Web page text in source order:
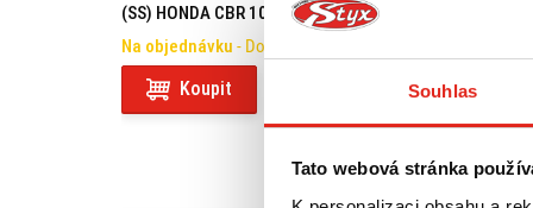
Souhlas
Tato webová stránka
(SS) HONDA CBR 1000 RR-R
FIREBLADE/SP (24-)
Na objednávku - Doprava ZDARMA
Koupit Koupit